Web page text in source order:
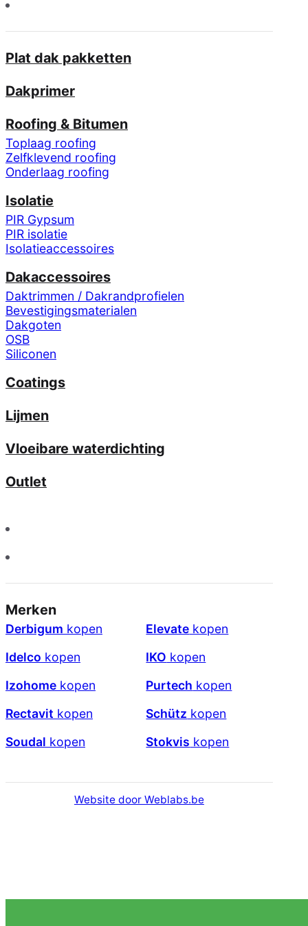
Plat dak pakketten
Dakprimer
Roofing & Bitumen
Toplaag roofing
Zelfklevend roofing
Onderlaag roofing
Isolatie
PIR Gypsum
PIR isolatie
Isolatieaccessoires
Dakaccessoires
Daktrimmen / Dakrandprofielen
Bevestigingsmaterialen
Dakgoten
OSB
Siliconen
Coatings
Lijmen
Vloeibare waterdichting
Outlet
Merken
Derbigum kopen Elevate kopen
Idelco kopen IKO kopen
Izohome kopen Purtech kopen
Rectavit kopen Schütz kopen
Soudal kopen Stokvis kopen
Website door Weblabs.be